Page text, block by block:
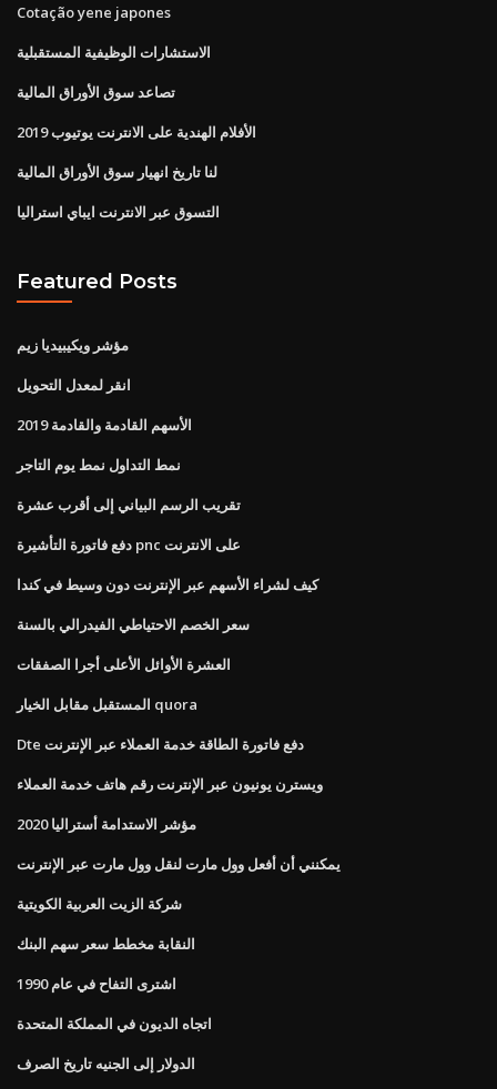
Cotação yene japones
الاستشارات الوظيفية المستقبلية
تصاعد سوق الأوراق المالية
الأفلام الهندية على الانترنت يوتيوب 2019
لنا تاريخ انهيار سوق الأوراق المالية
التسوق عبر الانترنت ايباي استراليا
Featured Posts
مؤشر ويكيبيديا زيم
انقر لمعدل التحويل
الأسهم القادمة والقادمة 2019
نمط التداول نمط يوم التاجر
تقريب الرسم البياني إلى أقرب عشرة
دفع فاتورة التأشيرة pnc على الانترنت
كيف لشراء الأسهم عبر الإنترنت دون وسيط في كندا
سعر الخصم الاحتياطي الفيدرالي بالسنة
العشرة الأوائل الأعلى أجرا الصفقات
المستقبل مقابل الخيار quora
Dte دفع فاتورة الطاقة خدمة العملاء عبر الإنترنت
ويسترن يونيون عبر الإنترنت رقم هاتف خدمة العملاء
مؤشر الاستدامة أستراليا 2020
يمكنني أن أفعل وول مارت لنقل وول مارت عبر الإنترنت
شركة الزيت العربية الكويتية
النقابة مخطط سعر سهم البنك
اشترى التفاح في عام 1990
اتجاه الديون في المملكة المتحدة
الدولار إلى الجنيه تاريخ الصرف